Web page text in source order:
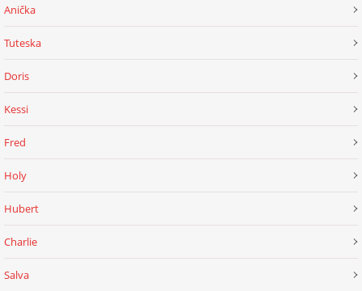
Anička
Tuteska
Doris
Kessi
Fred
Holy
Hubert
Charlie
Salva